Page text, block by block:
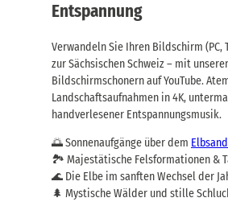
Entspannung
Verwandeln Sie Ihren Bildschirm (PC,
zur Sächsischen Schweiz – mit
Bildschirmschonern auf YouTube.
Landschaftsaufnahmen in 4K,
handverlesener Entspannungsmusik.
🌅 Sonnenaufgänge über dem
🏞️ Majestätische Felsformationen &
🌊 Die Elbe im sanften Wechsel der
🌲 Mystische Wälder und stille